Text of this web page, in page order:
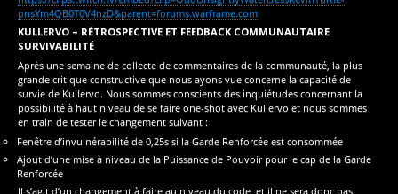
pnsYm4QB0T0V4nzD&parent=forums.warframe.com
KULLERVO – RÉTROSPECTIVE ET FEEDBACK COMMUNAUTAIRE
SURVIVABILITÉ
Après une semaine de collecte de commentaires de la communauté, la plus
grande critique constructive que nous ayons vue concerne la capacité de
survie de Kullervo. Nous sommes conscients des inquiétudes concernant la
possibilité à haut niveau de se faire one-shot avec Kullervo et nous sommes
en train de tester le changement suivant :
Fenêtre d’invulnérabilité de 0,25s si la Garde Renforcée est consommée
Ajout d’une mise à niveau de la Puissance de Pouvoir pour le cap de la Garde
Renforcée
Il s’agit d’un changement à faire au niveau du code, et il ne sera donc pas